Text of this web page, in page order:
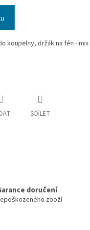
koupelny, držák na fén - mix
SDÍLET
doručení
zboží